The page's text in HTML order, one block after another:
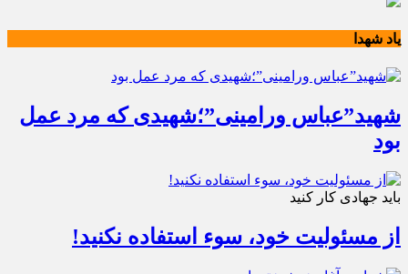
یاد شهدا
شهید”عباس ورامینی”؛شهیدی که مرد عمل
بود
باید جهادی کار کنید
از مسئولیت خود، سوء استفاده نکنید!